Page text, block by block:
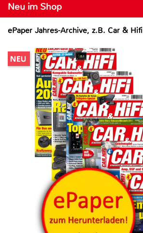
Neu im Shop
ePaper Jahres-Archive, z.B. Car & Hifi